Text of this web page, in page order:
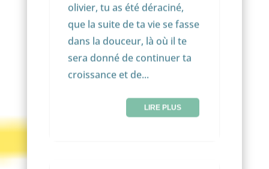
olivier, tu as été déraciné,
que la suite de ta vie se fasse
dans la douceur, là où il te
sera donné de continuer ta
croissance et de...
LIRE PLUS